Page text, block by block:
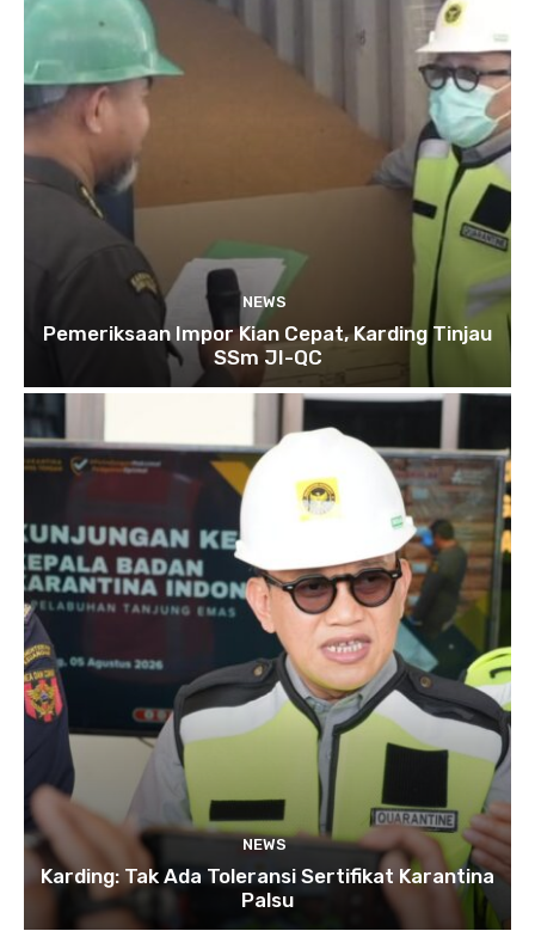
NEWS
Pemeriksaan Impor Kian Cepat, Karding Tinjau
SSm JI-QC
NEWS
Karding: Tak Ada Toleransi Sertifikat Karantina
Palsu